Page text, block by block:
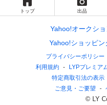
トップ 出品
Yahoo!オークショ
Yahoo!ショッピン
プライバシーポリシー
利用規約
LYPプレミア
特定商取引法の表示
ご意見・ご要望
© LY